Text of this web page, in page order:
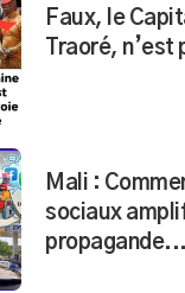
Faux, le
Traoré,
Mali :
sociaux
propagande...